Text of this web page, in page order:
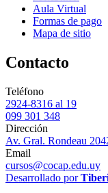
Aula Virtual
Formas de pago
Mapa de sitio
Contacto
Teléfono
2924-8316 al 19
099 301 348
Dirección
Av. Gral. Rondeau
Email
cursos@cocap.edu.uy
Desarrollado por